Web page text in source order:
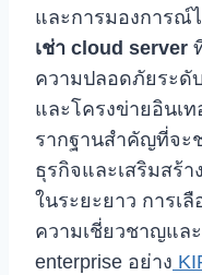
และการมองการณ์
เช่า cloud server
ความปลอดภัยระดั
และโครงข่ายอินเ
รากฐานสำคัญที่จะ
ธุรกิจและเสริมสร้
ในระยะยาว การเ
ความเชี่ยวชาญแล
enterprise อย่าง